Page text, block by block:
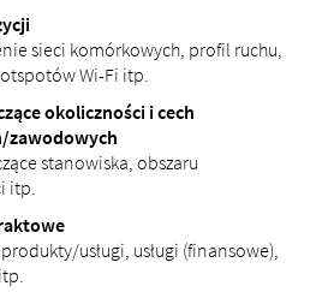
sieci komórkowych, profil ruchu,
Wi-Fi itp.
okoliczności i cech
zawodowych
stanowiska, obszaru
itp.
usługi, usługi (finansowe),